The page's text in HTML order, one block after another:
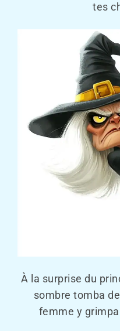
tes
À la surprise du
sombre tomba
femme y